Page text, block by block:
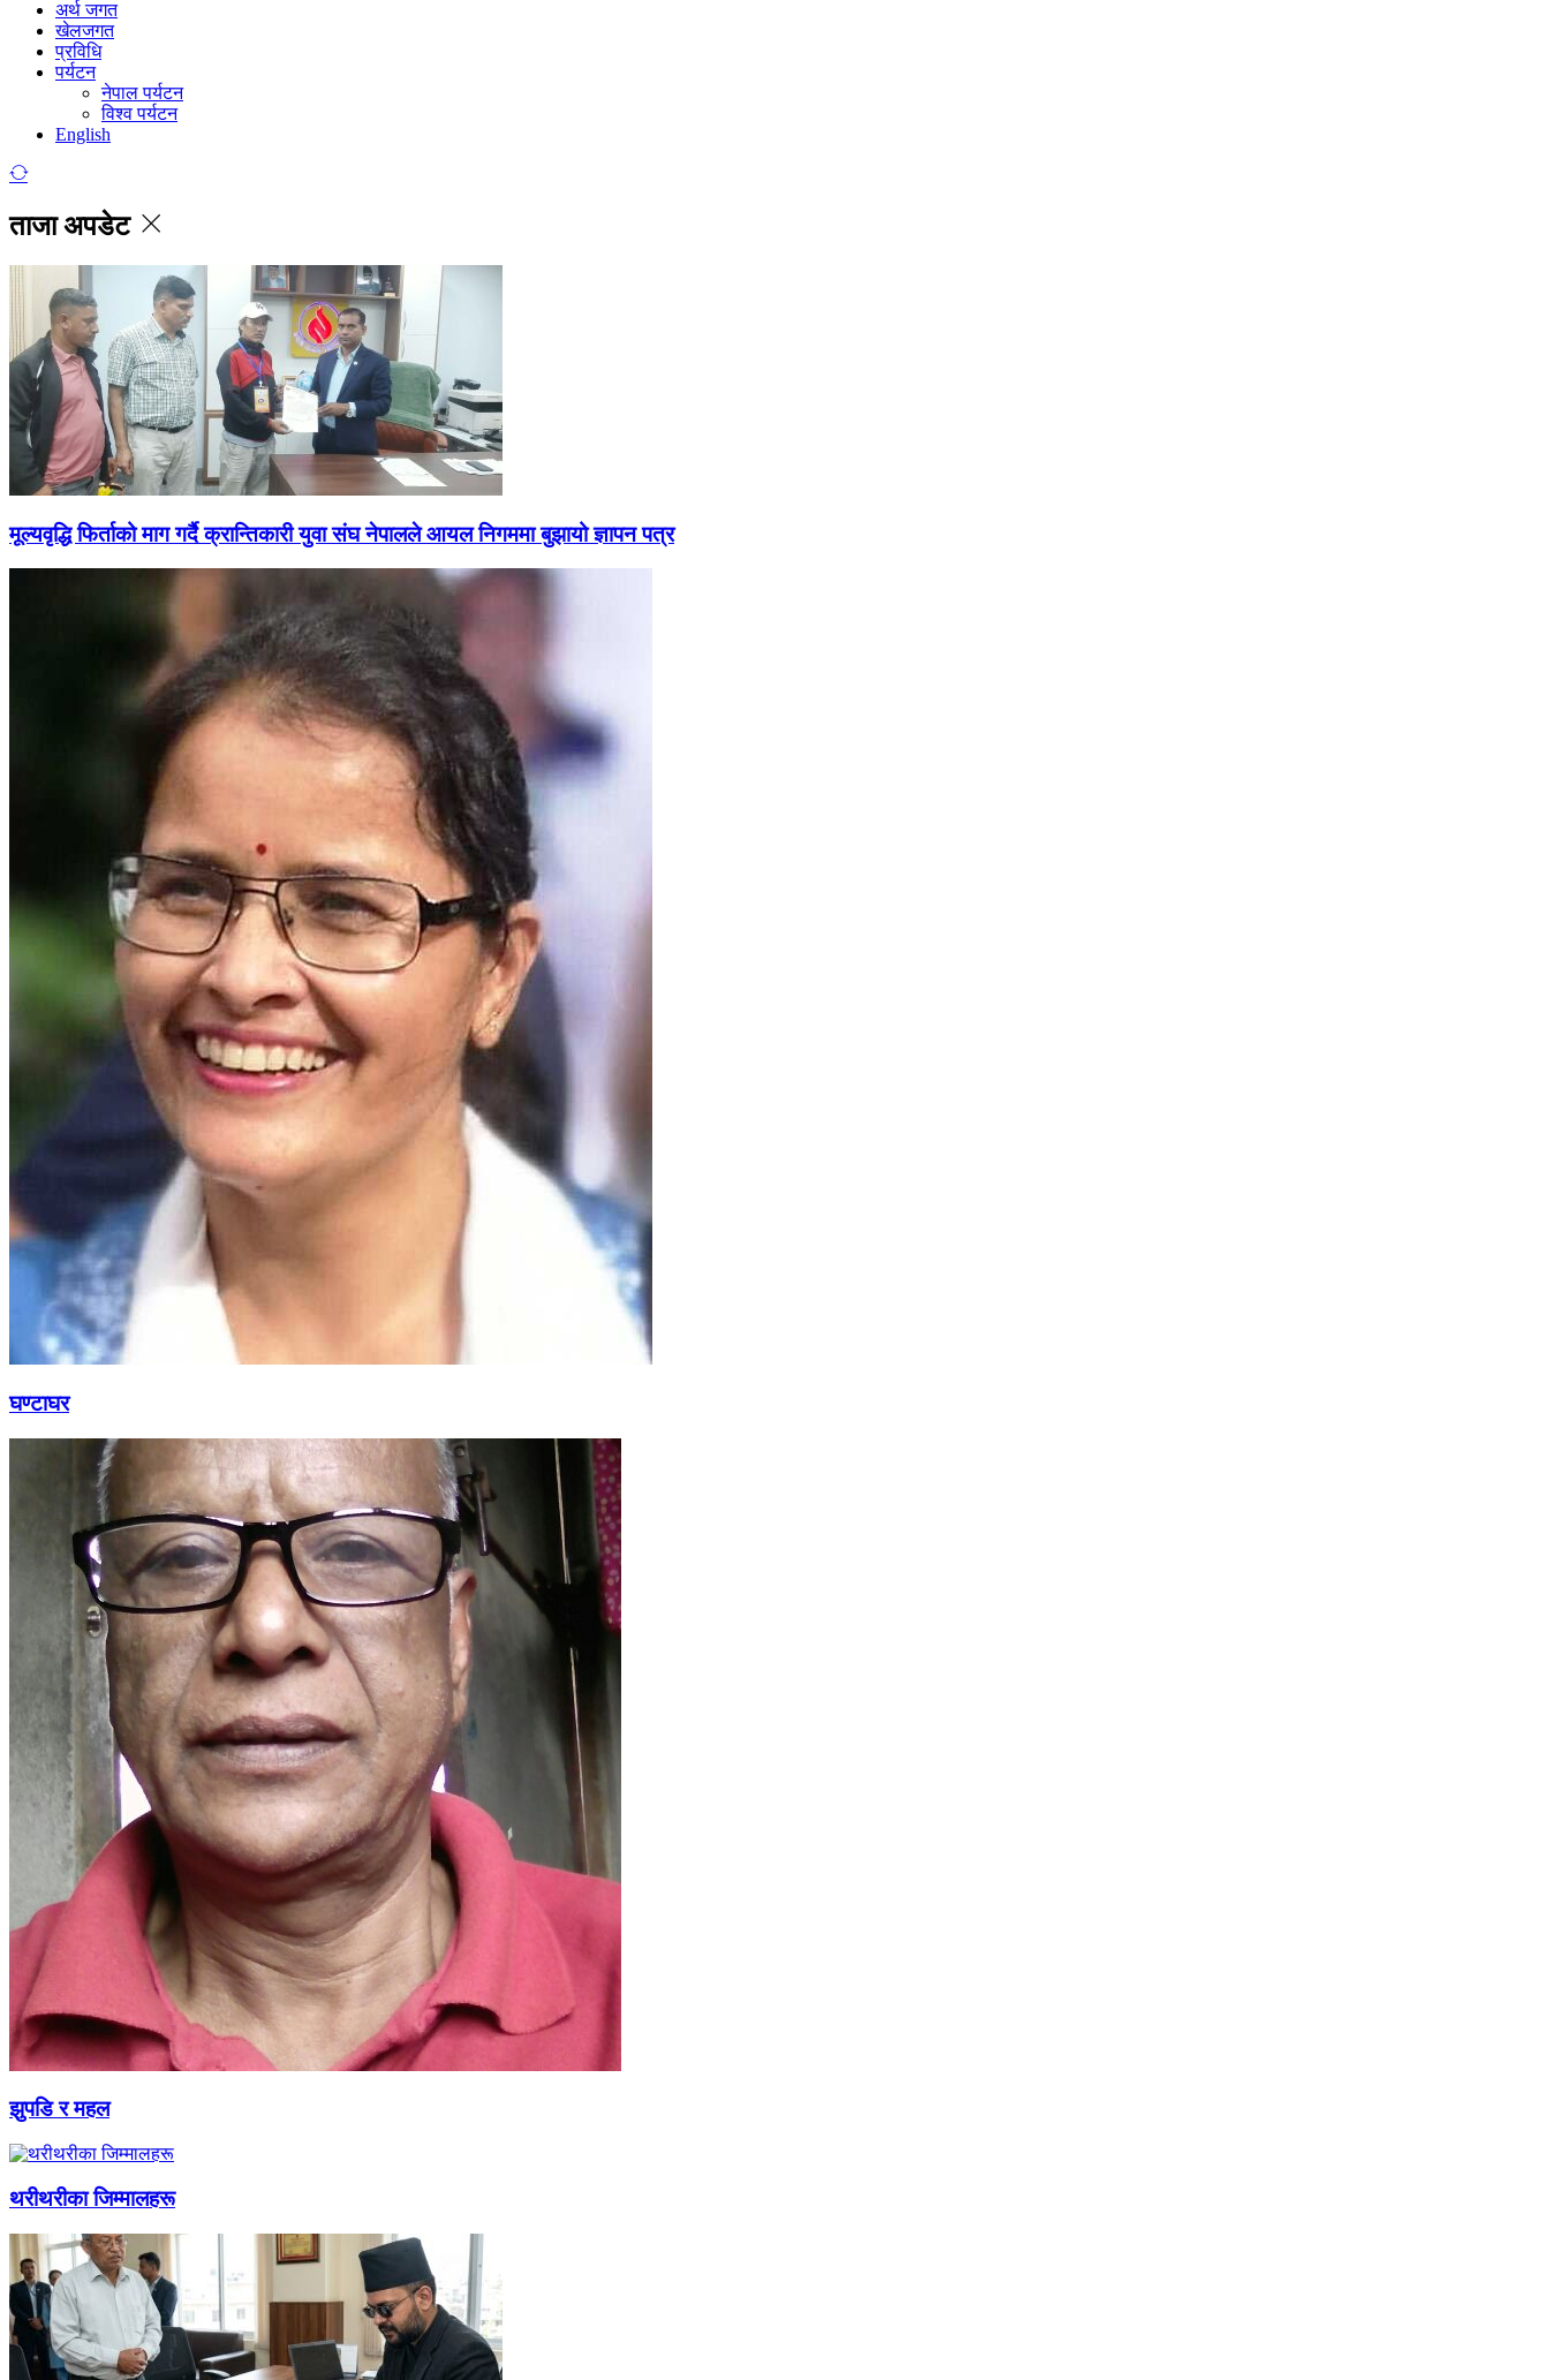
अर्थ जगत
खेलजगत
प्रविधि
पर्यटन
नेपाल पर्यटन
विश्व पर्यटन
English
ताजा अपडेट
मूल्यवृद्धि फिर्ताको माग गर्दै क्रान्तिकारी युवा संघ नेपालले आयल निगममा बुझायो ज्ञापन पत्र
घण्टाघर
झुपडि र महल
थरीथरीका जिम्मालहरू